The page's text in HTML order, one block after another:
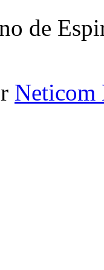
de
Neticom